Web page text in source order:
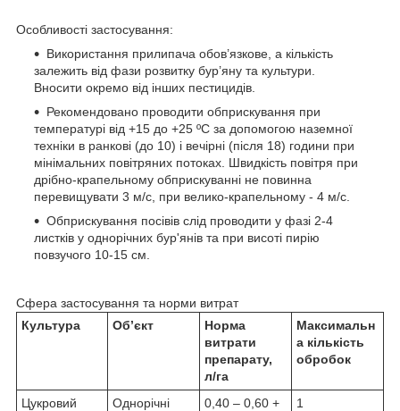
Особливості застосування:
Використання прилипача обов’язкове, а кількість
залежить від фази розвитку бур’яну та культури.
Вносити окремо від інших пестицидів.
Рекомендовано проводити обприскування при
температурі від +15 до +25 ºС за допомогою наземної
техніки в ранкові (до 10) і вечірні (після 18) години при
мінімальних повітряних потоках. Швидкість повітря при
дрібно-крапельному обприскуванні не повинна
перевищувати 3 м/с, при велико-крапельному - 4 м/с.
Обприскування посівів слід проводити у фазі 2-4
листків у однорічних бур'янів та при висоті пирію
повзучого 10-15 см.
Cфера застосування та норми витрат
Культура
Об’єкт
Норма
витрати
препарату,
л/га
Максимальн
а кількість
обробок
Цукровий
Однорічні
0,40 – 0,60 +
1